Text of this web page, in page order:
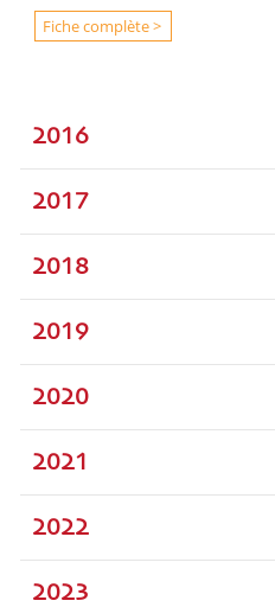
Fiche complète >
2016
2017
2018
2019
2020
2021
2022
2023